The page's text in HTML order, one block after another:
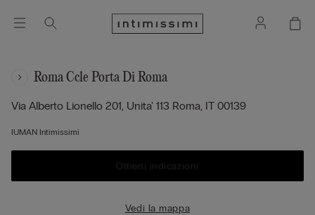
Roma Ccle Porta Di Roma
Via Alberto Lionello 201, Unita' 113 Roma, IT 00139
IUMAN Intimissimi
Ottieni indicazioni
Vedi la mappa